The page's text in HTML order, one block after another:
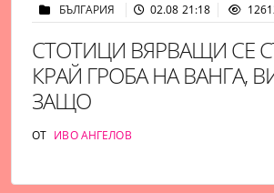
БЪЛГАРИЯ 02.08 21:18
СТОТИЦИ ВЯРВАЩИ СЕ
КРАЙ ГРОБА НА ВАНГА,
ЗАЩО
ОТ ИВО АНГЕЛОВ